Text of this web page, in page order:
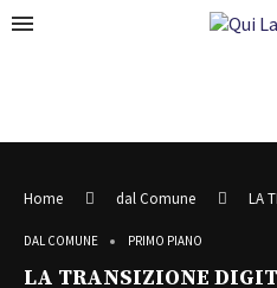
Home dal Comune LA
DAL COMUNE PRIMO PIANO
LA TRANSIZIONE